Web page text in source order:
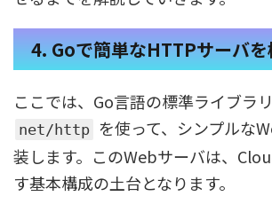
4. Goで簡単なHTTPサーバ
ここでは、Go言語の標準ライブラ
net/http を使って、シンプルな
装します。このWebサーバは、
す基本構成の土台となります。